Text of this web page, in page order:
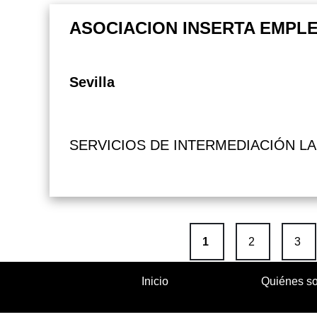
ASOCIACION INSERTA
Sevilla
SERVICIOS DE INTERMEDIACIÓN
Página actual
1 Página
2 3
Inicio Quiénes